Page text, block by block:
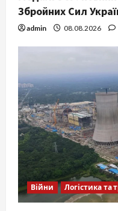
Збройних Сил
admin 08.08.2026
Війни Логістика та